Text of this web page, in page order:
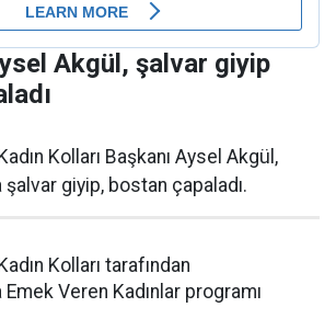
Akgül, şalvar giyip
Kolları Başkanı Aysel Akgül,
şalvar giyip, bostan çapaladı.
Kolları tarafından
Emek Veren Kadınlar programı